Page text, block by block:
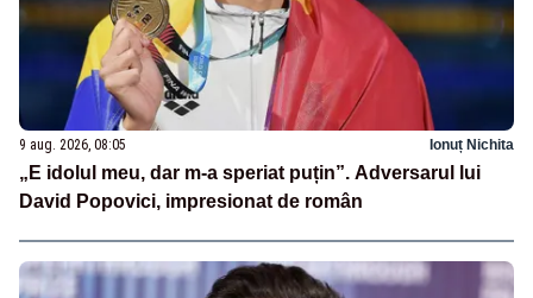
9 aug. 2026, 08:05 Ionuț Nichita
„E idolul meu, dar m-a speriat puțin”. Adversarul lui
David Popovici, impresionat de român